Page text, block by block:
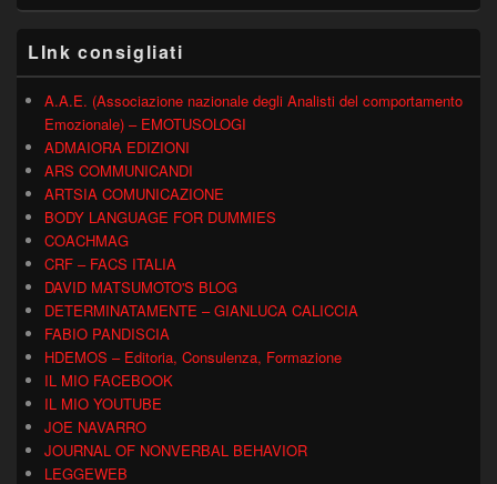
LInk consigliati
A.A.E. (Associazione nazionale degli Analisti del comportamento
Emozionale) – EMOTUSOLOGI
ADMAIORA EDIZIONI
ARS COMMUNICANDI
ARTSIA COMUNICAZIONE
BODY LANGUAGE FOR DUMMIES
COACHMAG
CRF – FACS ITALIA
DAVID MATSUMOTO'S BLOG
DETERMINATAMENTE – GIANLUCA CALICCIA
FABIO PANDISCIA
HDEMOS – Editoria, Consulenza, Formazione
IL MIO FACEBOOK
IL MIO YOUTUBE
JOE NAVARRO
JOURNAL OF NONVERBAL BEHAVIOR
LEGGEWEB